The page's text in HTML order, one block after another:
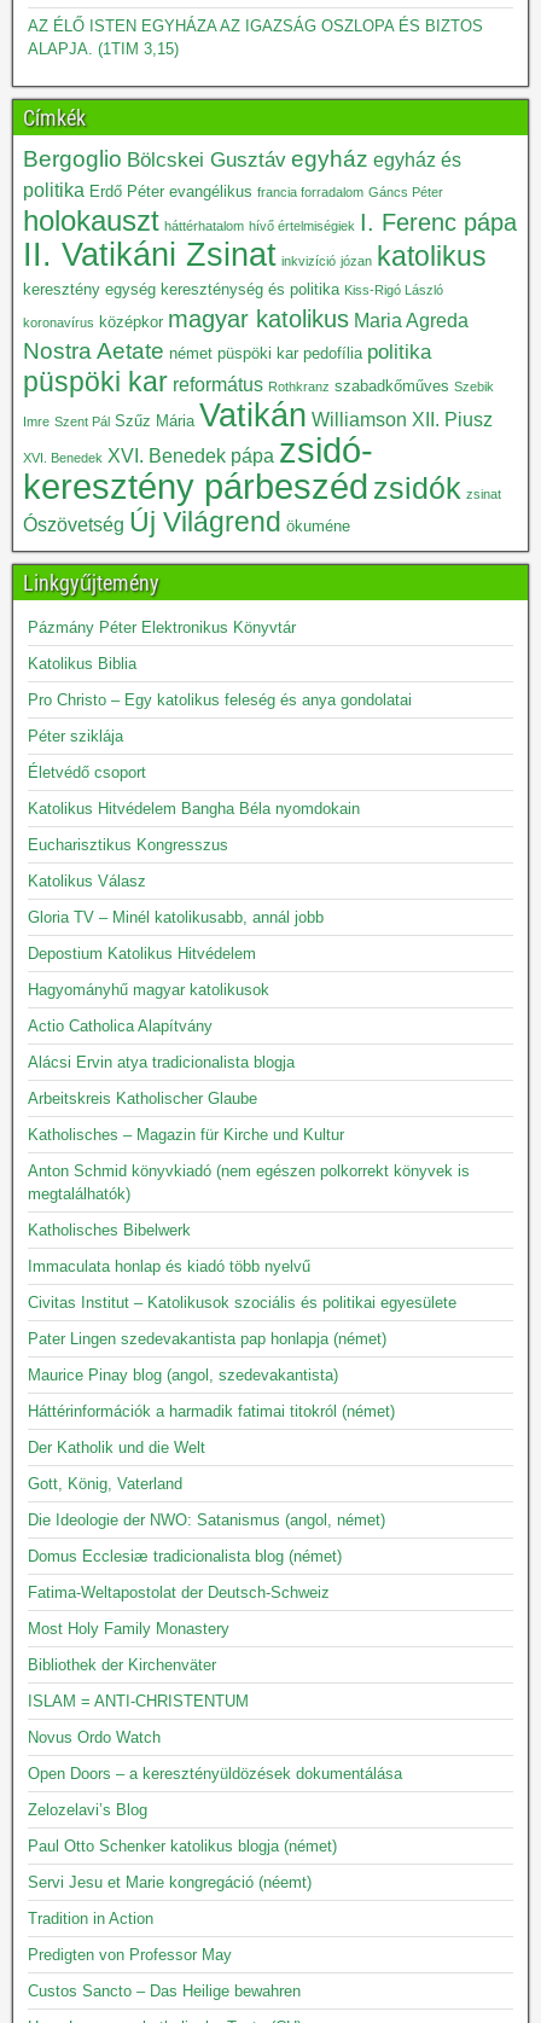
AZ ÉLŐ ISTEN EGYHÁZA AZ IGAZSÁG OSZLOPA ÉS BIZTOS
ALAPJA. (1TIM 3,15)
Címkék
Bergoglio Bölcskei Gusztáv egyház egyház és
politika Erdő Péter evangélikus francia forradalom Gáncs Péter
holokauszt háttérhatalom hívő értelmiségiek I. Ferenc pápa
II. Vatikáni Zsinat inkvizíció józan katolikus
keresztény egység kereszténység és politika Kiss-Rigó László
koronavírus középkor magyar katolikus Maria Agreda
Nostra Aetate német püspöki kar pedofília politika
püspöki kar református Rothkranz szabadkőműves Szebik
Imre Szent Pál Szűz Mária Vatikán Williamson XII. Piusz
XVI. Benedek XVI. Benedek pápa zsidó-
keresztény párbeszéd zsidók zsinat
Ószövetség Új Világrend ökuméne
Linkgyűjtemény
Pázmány Péter Elektronikus Könyvtár
Katolikus Biblia
Pro Christo – Egy katolikus feleség és anya gondolatai
Péter sziklája
Életvédő csoport
Katolikus Hitvédelem Bangha Béla nyomdokain
Eucharisztikus Kongresszus
Katolikus Válasz
Gloria TV – Minél katolikusabb, annál jobb
Depostium Katolikus Hitvédelem
Hagyományhű magyar katolikusok
Actio Catholica Alapítvány
Alácsi Ervin atya tradicionalista blogja
Arbeitskreis Katholischer Glaube
Katholisches – Magazin für Kirche und Kultur
Anton Schmid könyvkiadó (nem egészen polkorrekt könyvek is
megtalálhatók)
Katholisches Bibelwerk
Immaculata honlap és kiadó több nyelvű
Civitas Institut – Katolikusok szociális és politikai egyesülete
Pater Lingen szedevakantista pap honlapja (német)
Maurice Pinay blog (angol, szedevakantista)
Háttérinformációk a harmadik fatimai titokról (német)
Der Katholik und die Welt
Gott, König, Vaterland
Die Ideologie der NWO: Satanismus (angol, német)
Domus Ecclesiæ tradicionalista blog (német)
Fatima-Weltapostolat der Deutsch-Schweiz
Most Holy Family Monastery
Bibliothek der Kirchenväter
ISLAM = ANTI-CHRISTENTUM
Novus Ordo Watch
Open Doors – a keresztényüldözések dokumentálása
Zelozelavi’s Blog
Paul Otto Schenker katolikus blogja (német)
Servi Jesu et Marie kongregáció (néemt)
Tradition in Action
Predigten von Professor May
Custos Sancto – Das Heilige bewahren